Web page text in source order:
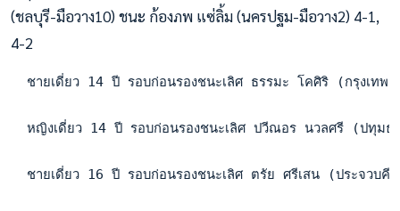
(ชลบุรี-มือวาง10) ชนะ ก้องภพ แซ่ลิ้ม (นครปฐม-มือวาง2) 4-1,
4-2
ชายเดี่ยว 14 ปี รอบก่อนรองชนะเลิศ ธรรมะ โคศิริ (กรุงเ
หญิงเดี่ยว 14 ปี รอบก่อนรองชนะเลิศ ปวีณอร นวลศรี (ปทุม
ชายเดี่ยว 16 ปี รอบก่อนรองชนะเลิศ ตรัย ศรีเสน (ประจว